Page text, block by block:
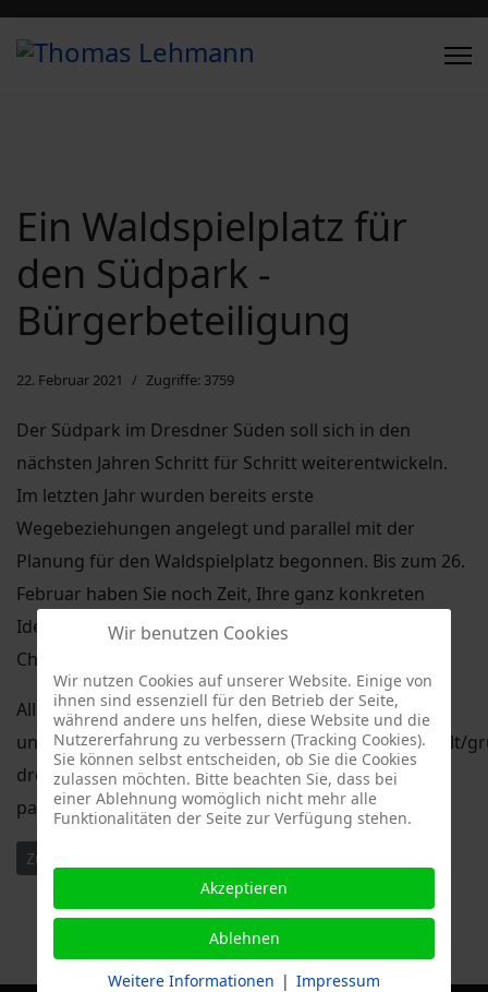
Ein Waldspielplatz für
den Südpark -
Bürgerbeteiligung
22. Februar 2021 Zugriffe: 3759
Der Südpark im Dresdner Süden soll sich in den
nächsten Jahren Schritt für Schritt weiterentwickeln.
Im letzten Jahr wurden bereits erste
Wegebeziehungen angelegt und parallel mit der
Planung für den Waldspielplatz begonnen. Bis zum 26.
Februar haben Sie noch Zeit, Ihre ganz konkreten
Ideen in die Planung einzubringen. Nutzen Sie die
Chance und gestalten Sie aktiv mit.
Alle weiteren Informationen finden Sie
unter: https://www.dresden.de/de/stadtraum/umwelt/
dresden/gruenanlagen-
parks/suedpark/buergerbeteiligung.php
Vorheriger Beitrag: 19. Sitzung des Stadtbezirksbeirates
Zurück
Wir benutzen Cookies
Wir nutzen Cookies auf unserer Website. Einige von
ihnen sind essenziell für den Betrieb der Seite,
während andere uns helfen, diese Website und die
Nutzererfahrung zu verbessern (Tracking Cookies).
Sie können selbst entscheiden, ob Sie die Cookies
zulassen möchten. Bitte beachten Sie, dass bei
einer Ablehnung womöglich nicht mehr alle
Funktionalitäten der Seite zur Verfügung stehen.
Akzeptieren
Ablehnen
Weitere Informationen | Impressum